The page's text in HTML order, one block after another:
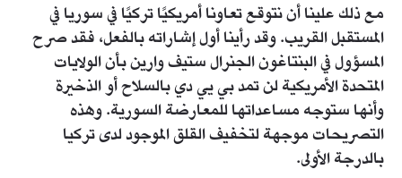
مع ذلك علينا أن نتوقع تعاونا أمريكيًا تركيًا في سوريا في
المستقبل القريب. وقد رأينا أول إشاراته بالفعل، فقد صرح
المسؤول في البنتاغون الجنرال ستيف وارين بأن الولايات
المتحدة الأمريكية لن تمد بي يي دي بالسلاح أو الذخيرة
وأنها ستوجه مساعداتها للمعارضة السورية. وهذه
التصريحات موجهة لتخفيف القلق الموجود لدى تركيا
بالدرجة الأولى.